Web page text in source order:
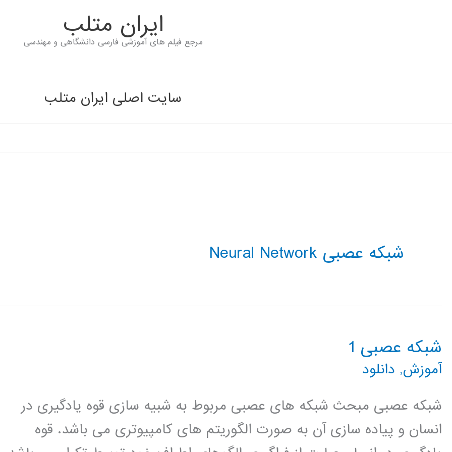
ايران متلب
مرجع فیلم های آموزشی فارسی دانشگاهی و مهندسی
سایت اصلی ایران متلب
شبکه عصبی Neural Network
شبکه عصبی 1
آموزش, دانلود
شبکه عصبی مبحث شبکه های عصبی مربوط به شبیه سازی قوه یادگیری در
انسان و پیاده سازی آن به صورت الگوریتم های کامپیوتری می باشد. قوه